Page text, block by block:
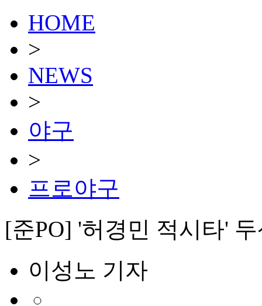
HOME
>
NEWS
>
야구
>
프로야구
[준PO] '허경민 적시타'
이성노 기자